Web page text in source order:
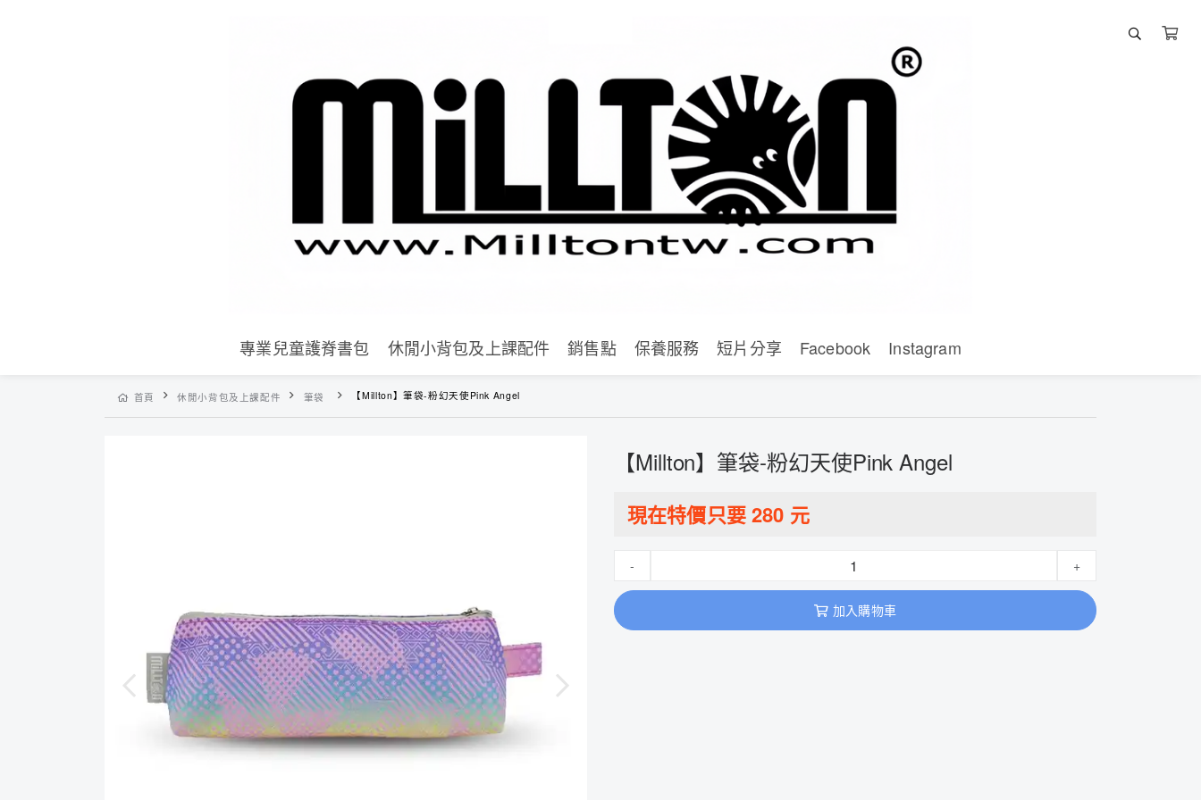
專業兒童護脊書包 休閒小背包及上課配件 銷售點 保養服務 短片分享 Facebook Instagram
首頁 休閒小背包及上課配件 筆袋 【Millton】筆袋-粉幻天使Pink Angel
【Millton】筆袋-粉幻天使Pink Angel
現在特價只要280 元
- +
加入購物車